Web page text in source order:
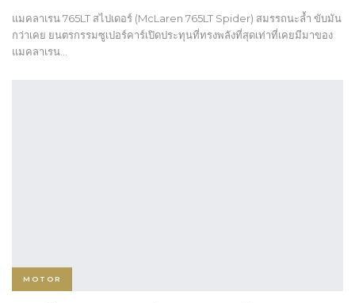
แมคลาเรน 765LT สไปเดอร์ (McLaren 765LT Spider) สมรรถนะล้ำ ขับมัน
กว่าเคย ยนตรกรรมซูเปอร์คาร์เปิดประทุนที่ทรงพลังที่สุดเท่าที่เคยมีมาของ
แมคลาเรน…
MOTOR